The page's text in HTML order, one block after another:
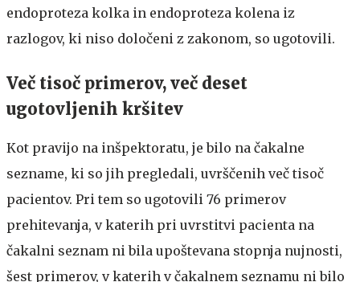
endoproteza kolka in endoproteza kolena iz
razlogov, ki niso določeni z zakonom, so ugotovili.
Več tisoč primerov, več deset
ugotovljenih kršitev
Kot pravijo na inšpektoratu, je bilo na čakalne
sezname, ki so jih pregledali, uvrščenih več tisoč
pacientov. Pri tem so ugotovili 76 primerov
prehitevanja, v katerih pri uvrstitvi pacienta na
čakalni seznam ni bila upoštevana stopnja nujnosti,
šest primerov, v katerih v čakalnem seznamu ni bilo